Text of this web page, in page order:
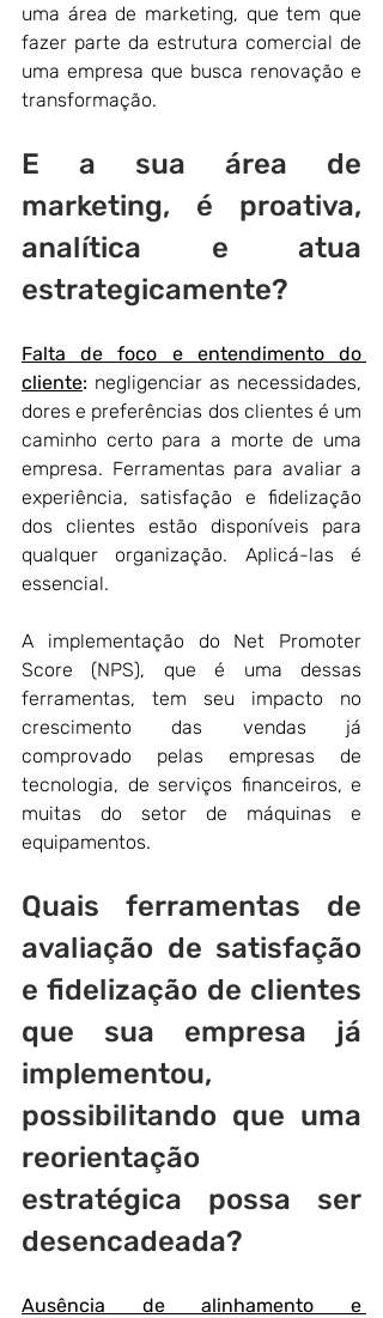
uma área de marketing, que tem que
fazer parte da estrutura comercial de
uma empresa que busca renovação e
transformação.
E a sua área de
marketing, é proativa,
analítica e atua
estrategicamente?
Falta de foco e entendimento do
cliente: negligenciar as necessidades,
dores e preferências dos clientes é um
caminho certo para a morte de uma
empresa. Ferramentas para avaliar a
experiência, satisfação e fidelização
dos clientes estão disponíveis para
qualquer organização. Aplicá-las é
essencial.
A implementação do Net Promoter
Score (NPS), que é uma dessas
ferramentas, tem seu impacto no
crescimento das vendas já
comprovado pelas empresas de
tecnologia, de serviços financeiros, e
muitas do setor de máquinas e
equipamentos.
Quais ferramentas de
avaliação de satisfação
e fidelização de clientes
que sua empresa já
implementou,
possibilitando que uma
reorientação
estratégica possa ser
desencadeada?
Ausência de alinhamento e